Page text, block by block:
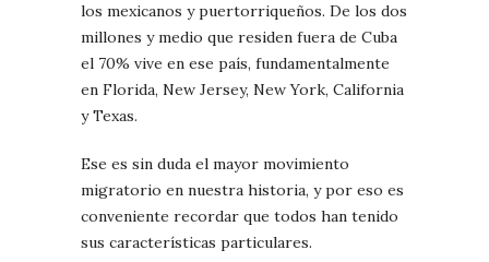
los mexicanos y puertorriqueños. De los dos
millones y medio que residen fuera de Cuba
el 70% vive en ese país, fundamentalmente
en Florida, New Jersey, New York, California
y Texas.
Ese es sin duda el mayor movimiento
migratorio en nuestra historia, y por eso es
conveniente recordar que todos han tenido
sus características particulares.